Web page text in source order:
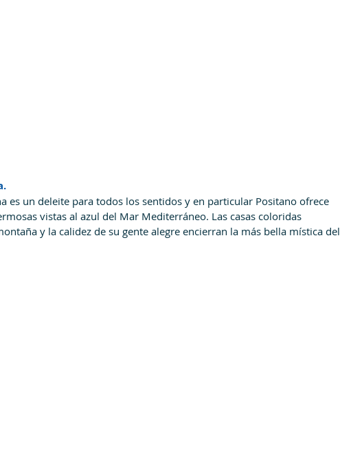
es un deleite para todos los sentidos y en particular Positano ofrece
vistas al azul del Mar Mediterráneo. Las casas coloridas
y la calidez de su gente alegre encierran la más bella mística del